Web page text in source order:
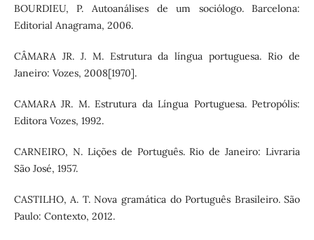
BOURDIEU, P. Autoanálises de um sociólogo. Barcelona:
Editorial Anagrama, 2006.
CÂMARA JR. J. M. Estrutura da língua portuguesa. Rio de
Janeiro: Vozes, 2008[1970].
CAMARA JR. M. Estrutura da Língua Portuguesa. Petropólis:
Editora Vozes, 1992.
CARNEIRO, N. Lições de Português. Rio de Janeiro: Livraria
São José, 1957.
CASTILHO, A. T. Nova gramática do Português Brasileiro. São
Paulo: Contexto, 2012.